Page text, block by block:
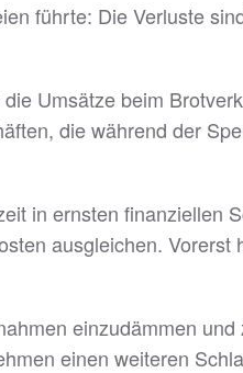
führte: Die Verluste
Umsätze beim
die während der
in ernsten finanziellen
ausgleichen. Vorerst
einzudämmen
einen weiteren